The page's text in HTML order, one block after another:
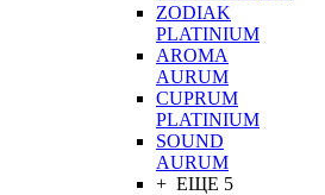
ZODIAK
PLATINIUM
AROMA
AURUM
CUPRUM
PLATINIUM
SOUND
AURUM
+ ЕЩЕ 5